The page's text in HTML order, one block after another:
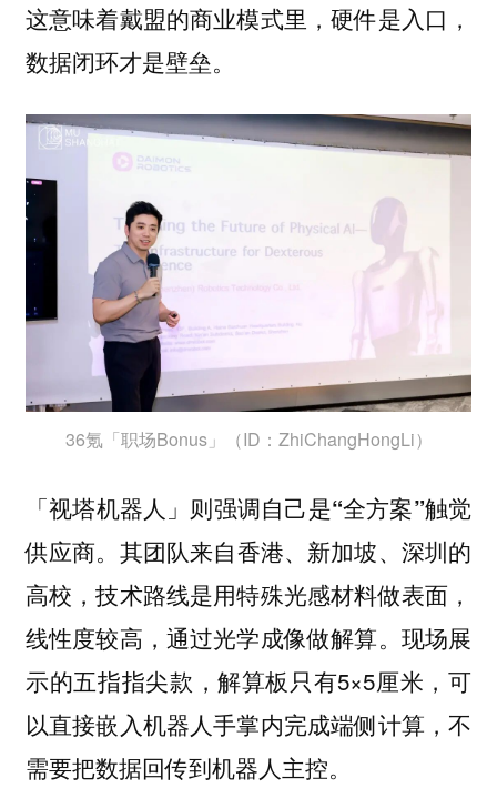
这意味着戴盟的商业模式里，硬件是入口，
数据闭环才是壁垒。
36氪「职场Bonus」（ID：ZhiChangHongLi）
「视塔机器人」 则强调自己是“全方案”触觉
供应商。其团队来自香港、新加坡、深圳的
高校，技术路线是用特殊光感材料做表面，
线性度较高，通过光学成像做解算。现场展
示的五指指尖款，解算板只有5×5厘米，可
以直接嵌入机器人手掌内完成端侧计算，不
需要把数据回传到机器人主控。